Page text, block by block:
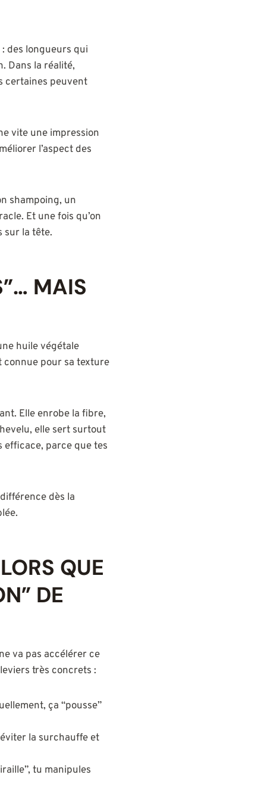
des longueurs qui
Dans la réalité,
certaines peuvent
vite une impression
l’aspect des
shampoing, un
Et une fois qu’on
sur la tête.
MAIS
huile végétale
connue pour sa texture
Elle enrobe la fibre,
elle sert surtout
efficace, parce que tes
dès la
QUE
DE
va pas accélérer ce
très concrets :
ça “pousse”
la surchauffe et
tu manipules